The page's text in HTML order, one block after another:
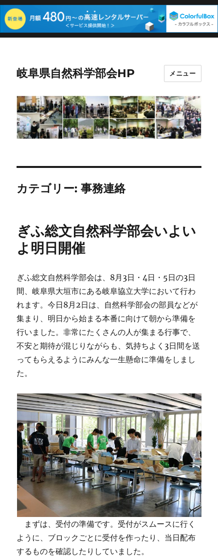
岐阜県自然科学部会HP メニュー
カテゴリー:事務連絡
ぎふ総文自然科学部会いよい
よ明日開催
ぎふ総文自然科学部会は、8月3日・4日・5日の3日
間、岐阜県大垣市にある岐阜協立大学において行わ
れます。今日8月2日は、自然科学部会の部員などが
集まり、明日から始まる本番に向けて朝から準備を
行いました。非常にたくさんの人が集まる行事で、
不安と期待が混じりながらも、気持ちよく3日間を送
ってもらえるようにみんな一生懸命に準備をしまし
た。
まずは、受付の準備です。受付がスムースに行く
ように、ブロックごとに受付を作ったり、当日配布
するものを確認したりしていました。